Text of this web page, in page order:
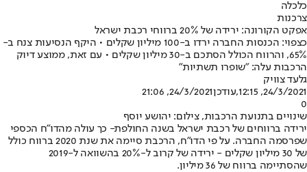
כלכלה
צרכנות
אפקט הקורונה: ירידה של ‭ 20%‬ברווחי רכבת ישראל
כצפוי: הכנסות החברה ירדו ב-‭100‬ מיליון שקלים • היקף הנסיעות צנח ב-
%‭,65‬ והרווח הכולל הסתכם ב-‭30‬ מיליון שקלים • עם זאת, ממוצע דיוק
הרכבות עלה: "שופרו תשתיות"
גלעד צוויק
24/3/2021, 12:15
,עודכן24/3/2021, 21:06
0
שינויים בתנועת הרכבות, צילום: יהושע יוסף
ירידה ברווחים של רכבת ישראל בשנה החולפת- כך עולה מהדו"ח הכספי
שפרסמה החברה. על פי הדו"ח, הרכבת סיימה את שנת ‭ 2020‬ברווח כולל
שהסתיימה ברווח של ‭ 36‬מיליון.